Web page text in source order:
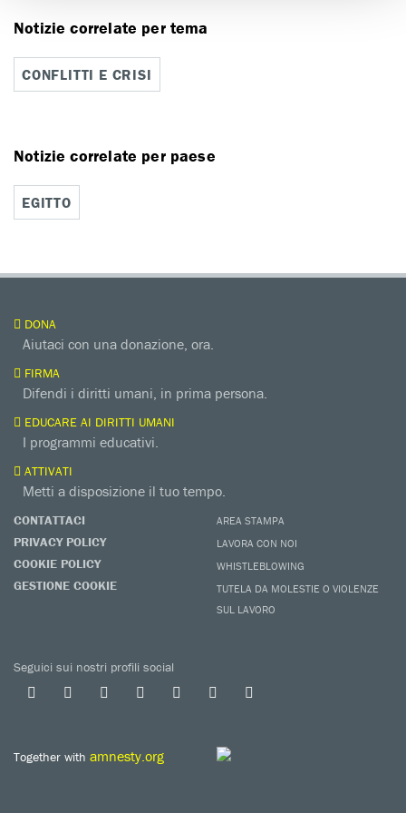
Notizie correlate per tema
CONFLITTI E CRISI
Notizie correlate per paese
EGITTO
DONA
Aiutaci con una donazione, ora.
FIRMA
Difendi i diritti umani, in prima persona.
EDUCARE AI DIRITTI UMANI
I programmi educativi.
ATTIVATI
Metti a disposizione il tuo tempo.
CONTATTACI
PRIVACY POLICY
COOKIE POLICY
GESTIONE COOKIE
AREA STAMPA
LAVORA CON NOI
WHISTLEBLOWING
TUTELA DA MOLESTIE O VIOLENZE
SUL LAVORO
Seguici sui nostri profili social
Together with amnesty.org